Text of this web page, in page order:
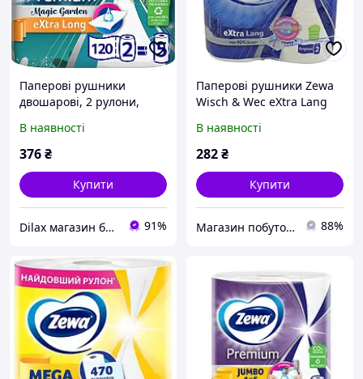
Паперові рушники
двошарові, 2 рулони,
Premium Extra Long Magic
Garden Limited Edition
В наявності
376₴
Купити
Dilax магазин брендових дитячих іграшок та товарів для батьків. 91%
Паперові рушники Zewa
Wisch & Wec eXtra Lang
В наявності
282₴
Купити
Магазин побутової хімії "KAMILLA" 88%